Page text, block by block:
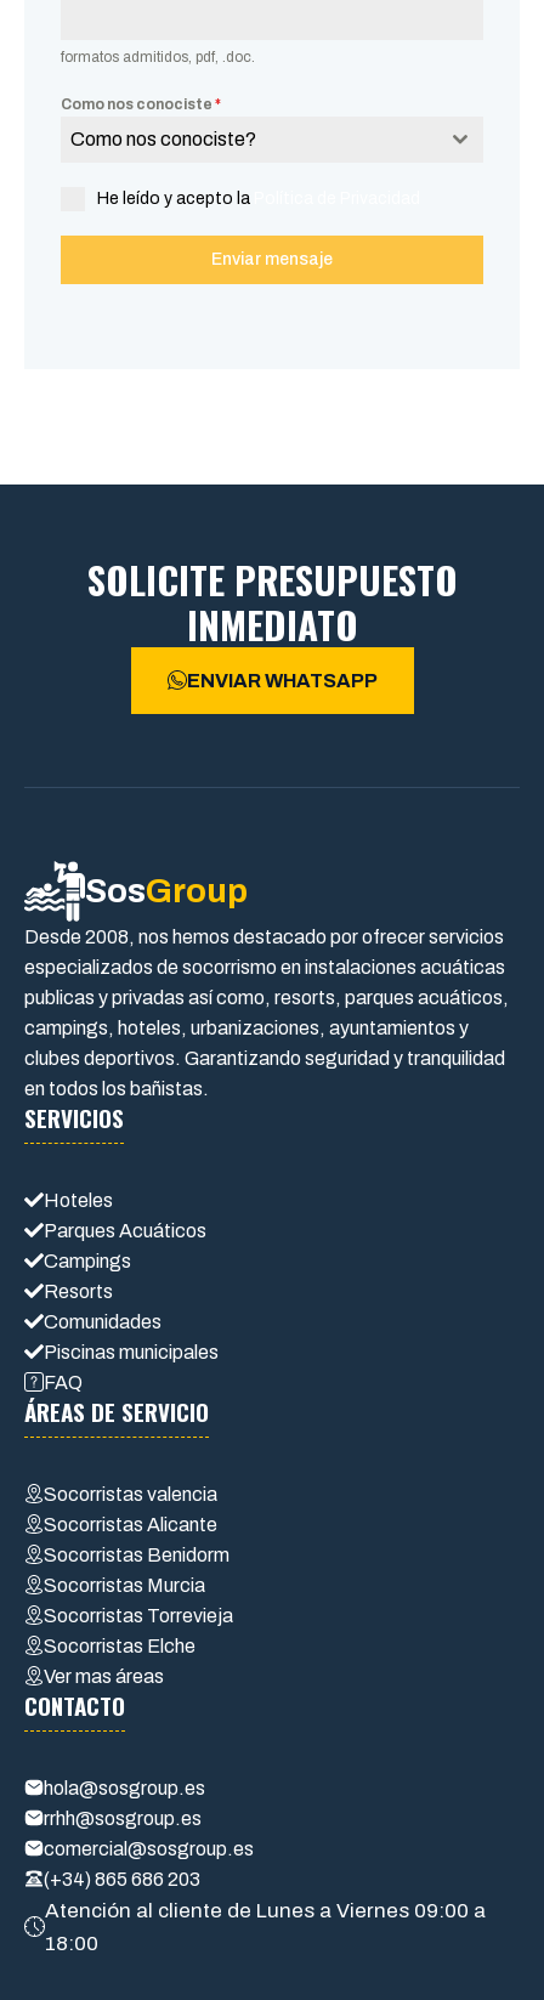
formatos admitidos, pdf, .doc.
Como nos conociste *
Como nos conociste?
He leído y acepto la
Enviar mensaje
SOLICITE PRESUPUESTO
INMEDIATO
ENVIAR WHATSAPP
SosGroup
Desde 2008, nos hemos destacado por ofrecer servicios
especializados de socorrismo en instalaciones acuáticas
publicas y privadas así como, resorts, parques acuáticos,
campings, hoteles, urbanizaciones, ayuntamientos y
clubes deportivos. Garantizando seguridad y tranquilidad
en todos los bañistas.
SERVICIOS
Hoteles
Parques Acuáticos
Campings
Resorts
Comunidades
Piscinas municipales
FAQ
ÁREAS DE SERVICIO
Socorristas valencia
Socorristas Alicante
Socorristas Benidorm
Socorristas Murcia
Socorristas Torrevieja
Socorristas Elche
Ver mas áreas
CONTACTO
hola@sosgroup.es
rrhh@sosgroup.es
comercial@sosgroup.es
(+34) 865 686 203
Atención al cliente de Lunes a Viernes 09:00 a
18:00